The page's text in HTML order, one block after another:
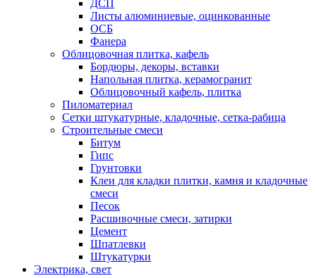
ДСП
Листы алюминиевые, оцинкованные
ОСБ
Фанера
Облицовочная плитка, кафель
Бордюры, декоры, вставки
Напольная плитка, керамогранит
Облицовочный кафель, плитка
Пиломатериал
Сетки штукатурные, кладочные, сетка-рабица
Строительные смеси
Битум
Гипс
Грунтовки
Клеи для кладки плитки, камня и кладочные
смеси
Песок
Расшивочные смеси, затирки
Цемент
Шпатлевки
Штукатурки
Электрика, свет